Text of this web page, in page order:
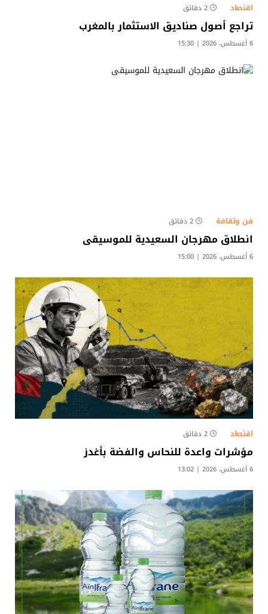
اقتصاد 2 دقائق
تراجع أصول صناديق الاستثمار بالمغرب
6 أغسطس، 2026 | 15:30
فن وثقافة 2 دقائق
انطلاق مهرجان السعيدية للموسيقى
6 أغسطس، 2026 | 15:00
اقتصاد 2 دقائق
مؤشرات واعدة للنحاس والفضة بأغدز
6 أغسطس، 2026 | 13:02